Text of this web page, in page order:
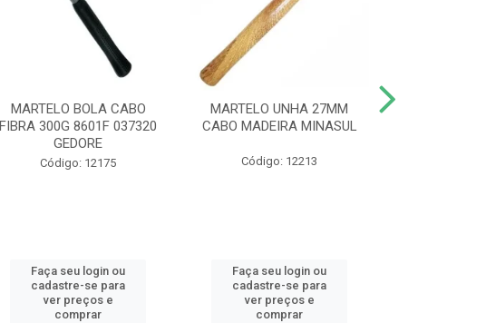
MARTELO BOLA CABO
FIBRA 300G 8601F 037320
GEDORE
Código: 12175
Faça seu login ou
cadastre-se para
ver preços e
comprar
MARTELO UNHA 27MM
CABO MADEIRA MINASUL
Código: 12213
Faça seu login ou
cadastre-se para
ver preços e
comprar